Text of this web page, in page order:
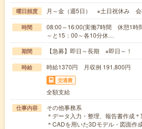
曜日頻度 月～金（週5日） ※土日祝休み 会
時間
08:00～16:00(実働7時間 休憩1時
～と15：00～各10分休…
期間 【急募】即日～長期 ※即日～！
時給 時給1370円 月収例 191,800円
交通費
全額支給
仕事内容
その他事務系
＊データ入力・整理、報告書作成
＊CADを用いた3Dモデル・図面作